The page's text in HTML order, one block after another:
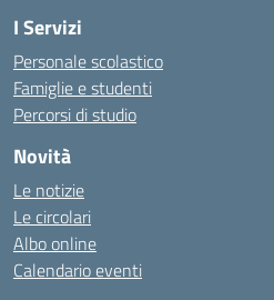
I Servizi
Personale scolastico
Famiglie e studenti
Percorsi di studio
Novità
Le notizie
Le circolari
Albo online
Calendario eventi